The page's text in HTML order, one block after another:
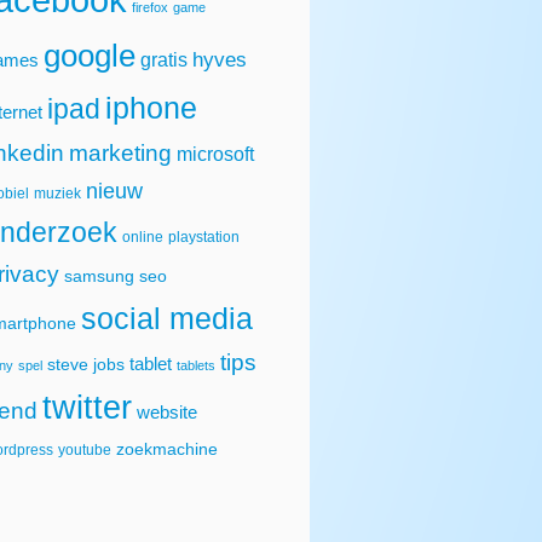
firefox game
google gratis hyves
ipad iphone
marketing microsoft
muziek nieuw
online playstation
samsung seo
social media
spel steve jobs tablet tablets tips
twitter website
youtube zoekmachine